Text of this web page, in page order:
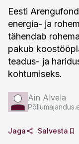
Eesti
energia- ja
tähendab
pakub
teadus- ja
kohtumiseks.
Ain Alvela
Jaga Salvesta